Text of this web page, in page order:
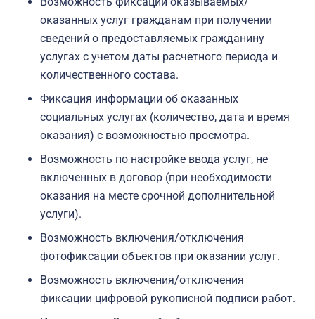
оказанных услуг гражданам при получении
сведений о предоставляемых гражданину
услугах с учетом даты расчетного периода и
количественного состава.
Фиксация информации об оказанных
социальных услугах (количество, дата и время
оказания) с возможностью просмотра.
Возможность по настройке ввода услуг, не
включенных в договор (при необходимости
оказания на месте срочной дополнительной
услуги).
Возможность включения/отключения
фотофиксации объектов при оказании услуг.
Возможность включения/отключения
фиксации цифровой рукописной подписи работ.